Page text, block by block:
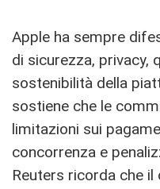
Apple ha sempre
di sicurezza, privacy,
sostenibilità della
sostiene che le
limitazioni sui
concorrenza e
Reuters ricorda che